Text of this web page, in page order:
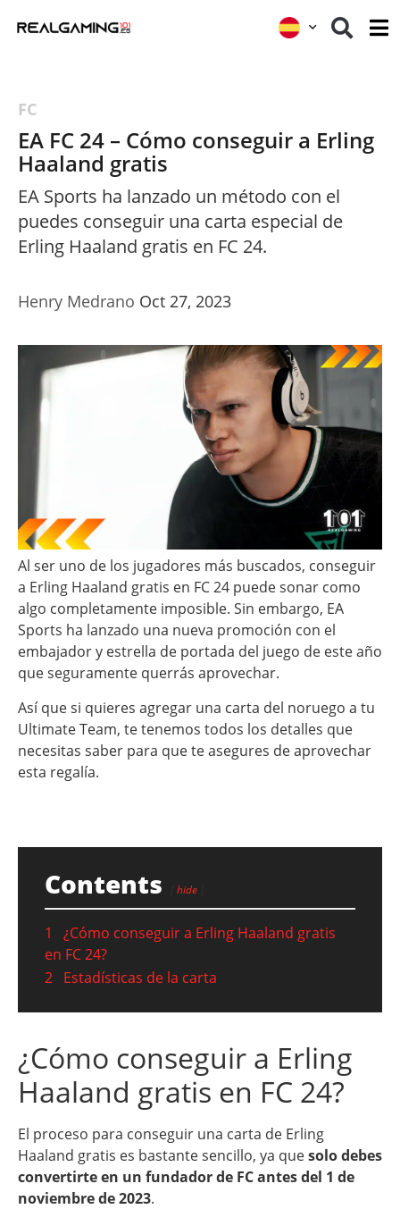
FC
EA FC 24 – Cómo conseguir a Erling
Haaland gratis
EA Sports ha lanzado un método con el
puedes conseguir una carta especial de
Erling Haaland gratis en FC 24.
Henry Medrano Oct 27, 2023
Al ser uno de los jugadores más buscados, conseguir
a Erling Haaland gratis en FC 24 puede sonar como
algo completamente imposible. Sin embargo, EA
Sports ha lanzado una nueva promoción con el
embajador y estrella de portada del juego de este año
que seguramente querrás aprovechar.
Así que si quieres agregar una carta del noruego a tu
Ultimate Team, te tenemos todos los detalles que
necesitas saber para que te asegures de aprovechar
esta regalía.
Contents hide
1
¿Cómo conseguir a Erling Haaland gratis
en FC 24?
2 Estadísticas de la carta
¿Cómo conseguir a Erling
Haaland gratis en FC 24?
El proceso para conseguir una carta de Erling
Haaland gratis es bastante sencillo, ya quesolo debes
convertirte en un fundador de FC antes del 1 de
noviembre de 2023.